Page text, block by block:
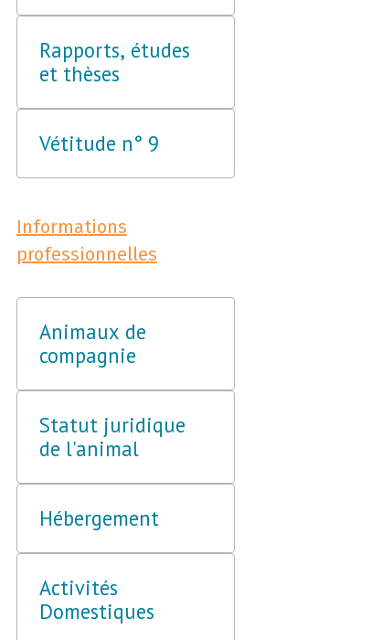
Rapports, études
et thèses
Vétitude n° 9
Informations
professionnelles
Animaux de
compagnie
Statut juridique
de l'animal
Hébergement
Activités
Domestiques